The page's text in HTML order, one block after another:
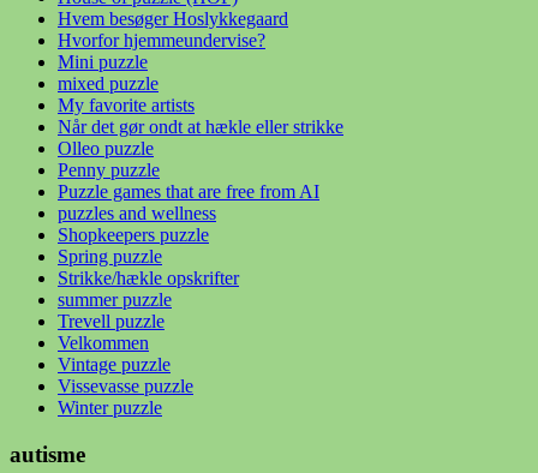
Hvem besøger Hoslykkegaard
Hvorfor hjemmeundervise?
Mini puzzle
mixed puzzle
My favorite artists
Når det gør ondt at hækle eller strikke
Olleo puzzle
Penny puzzle
Puzzle games that are free from AI
puzzles and wellness
Shopkeepers puzzle
Spring puzzle
Strikke/hækle opskrifter
summer puzzle
Trevell puzzle
Velkommen
Vintage puzzle
Vissevasse puzzle
Winter puzzle
autisme